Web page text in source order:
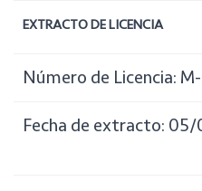
EXTRACTO DE LICENCIA
Número de Licencia:
Fecha de extracto: